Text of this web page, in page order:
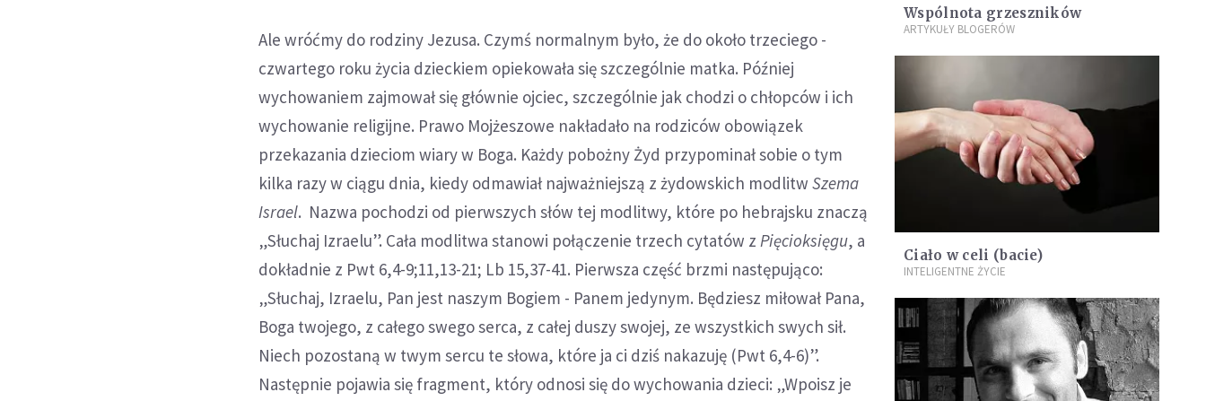
Ale wróćmy do rodziny Jezusa. Czymś normalnym było, że do około trzeciego -
czwartego roku życia dzieckiem opiekowała się szczególnie matka. Później
wychowaniem zajmował się głównie ojciec, szczególnie jak chodzi o chłopców i ich
wychowanie religijne. Prawo Mojżeszowe nakładało na rodziców obowiązek
przekazania dzieciom wiary w Boga. Każdy pobożny Żyd przypominał sobie o tym
kilka razy w ciągu dnia, kiedy odmawiał najważniejszą z żydowskich modlitwSzema
Israel. Nazwa pochodzi od pierwszych słów tej modlitwy, które po hebrajsku znaczą
„Słuchaj Izraelu”. Cała modlitwa stanowi połączenie trzech cytatów zPięcioksięgu, a
dokładnie z Pwt 6,4-9;11,13-21; Lb 15,37-41. Pierwsza część brzmi następująco:
„Słuchaj, Izraelu, Pan jest naszym Bogiem - Panem jedynym. Będziesz miłował Pana,
Boga twojego, z całego swego serca, z całej duszy swojej, ze wszystkich swych sił.
Niech pozostaną w twym sercu te słowa, które ja ci dziś nakazuję (Pwt 6,4-6)”.
Następnie pojawia się fragment, który odnosi się do wychowania dzieci: „Wpoisz je
Wspólnota grzeszników
ARTYKUŁY BLOGERÓW
Ciało w celi (bacie)
INTELIGENTNE ŻYCIE